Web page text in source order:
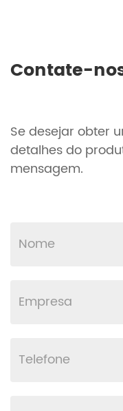
Contate-
Se desejar obter
detalhes do
mensagem.